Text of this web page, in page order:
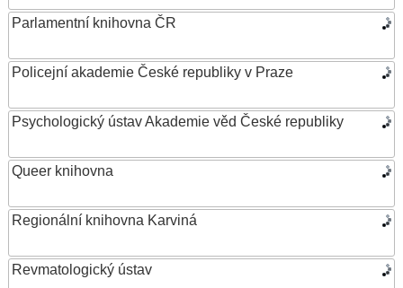
Parlamentní knihovna ČR
Policejní akademie České republiky v Praze
Psychologický ústav Akademie věd České republiky
Queer knihovna
Regionální knihovna Karviná
Revmatologický ústav